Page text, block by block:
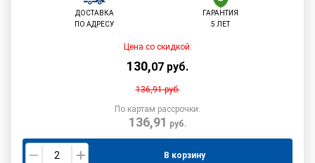
ДОСТАВКА
ПО АДРЕСУ
ГАРАНТИЯ
5 ЛЕТ
Цена со скидкой:
130,07 руб.
136,91руб.
По картам рассрочки:
136,91 руб.
В корзину